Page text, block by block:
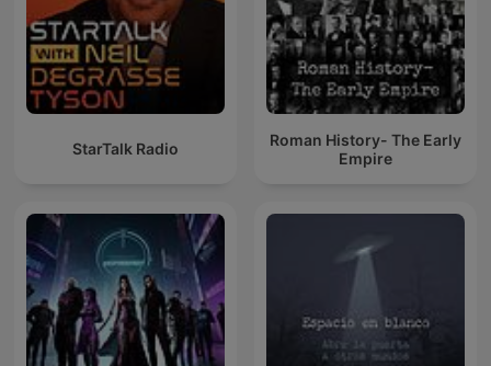
StarTalk Radio
Roman History- The Early
Empire